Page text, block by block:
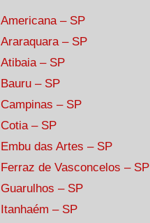
Americana – SP
Araraquara – SP
Atibaia – SP
Bauru – SP
Campinas – SP
Cotia – SP
Embu das Artes – SP
Ferraz de Vasconcelos – SP
Guarulhos – SP
Itanhaém – SP